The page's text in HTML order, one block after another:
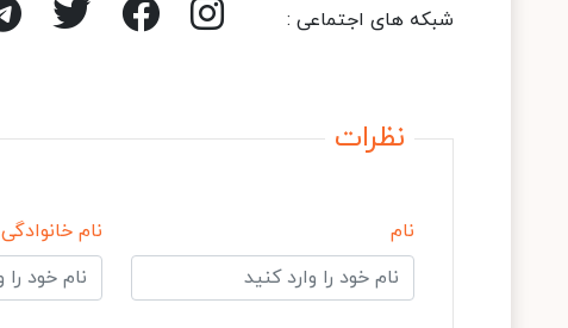
شبکه های اجتماعی :
نظرات
نام نام خانوادگی